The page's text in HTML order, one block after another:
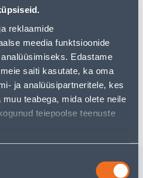
reklaamide
meedia funktsioonide
Edastame
saiti kasutate, ka oma
ja analüüsipartneritele, kes
teabega, mida olete neile
teiepoolse teenuste
vihmuti vahetus pea.
TOODE
3,69 € от 14.08.2026
2,29 € с 14.08.2026